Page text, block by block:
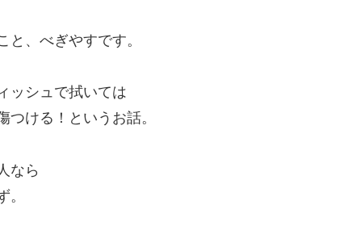
と、べぎやすです。
ッシュで拭いては
つける！というお話。
なら
。